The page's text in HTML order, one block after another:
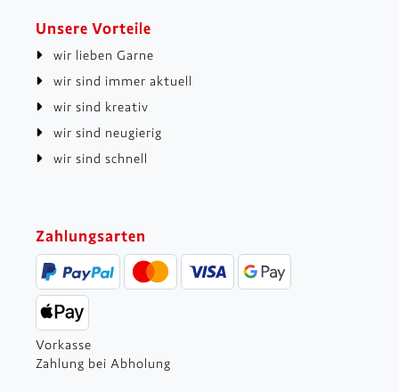
Unsere Vorteile
wir lieben Garne
wir sind immer aktuell
wir sind kreativ
wir sind neugierig
wir sind schnell
Zahlungsarten
Vorkasse
Zahlung bei Abholung